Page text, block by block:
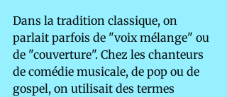
Dans la tradition classique, on
parlait parfois de "voix mélange" ou
de "couverture". Chez les chanteurs
de comédie musicale, de pop ou de
gospel, on utilisait des termes